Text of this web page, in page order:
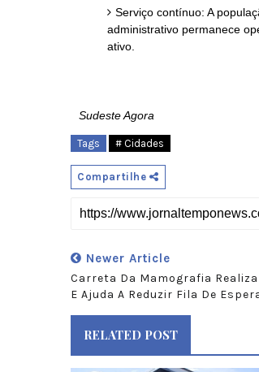
Serviço contínuo: A
administrativo permanece
ativo.
Sudeste Agora
Tags # Cidades
Compartilhe
Newer Article
Carreta Da Mamografia
E Ajuda A Reduzir Fila De
RELATED POST